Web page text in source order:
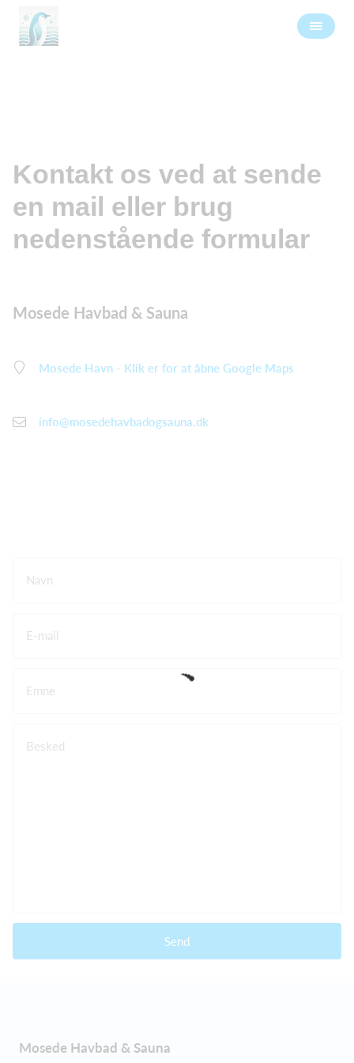
Kontakt os ved at sende
en mail eller brug
nedenstående formular
Mosede Havbad & Sauna
Mosede Havn - Klik er for at åbne Google Maps
info@mosedehavbadogsauna.dk
Navn
E-mail
Emne
Besked
Send
Mosede Havbad & Sauna